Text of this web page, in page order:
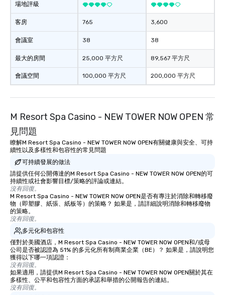
場地評級
客房
會議室
最大的房間
會議空間
765
38
25,000 平方尺
100,000 平方尺
3,600
38
89,567 平方尺
200,000 平方尺
M Resort Spa Casino - NEW TOWER NOW OPEN 常
見問題
瞭解M Resort Spa Casino - NEW TOWER NOW OPEN有關健康與安全、可持
續性以及多樣性和包容性的常見問題
可持續發展的做法
請提供任何公開傳達的M Resort Spa Casino - NEW TOWER NOW OPEN的可
持續性或社會影響目標/策略的評論或連結。
沒有回復。
M Resort Spa Casino - NEW TOWER NOW OPEN是否有專注於消除和轉移廢
物（即塑膠、紙張、紙板等）的策略？ 如果是，請詳細說明消除和轉移廢物
的策略。
沒有回復。
多元化和包容性
僅對於美國酒店，M Resort Spa Casino - NEW TOWER NOW OPEN和/或母
公司是否被認證為 51% 的多元化所有制商業企業（BE）？ 如果是，請說明您
獲得以下哪一項認證：
沒有回復。
如果適用，請提供M Resort Spa Casino - NEW TOWER NOW OPEN關於其在
多樣性、公平和包容性方面的承諾和舉措的公開報告的連結。
沒有回復。